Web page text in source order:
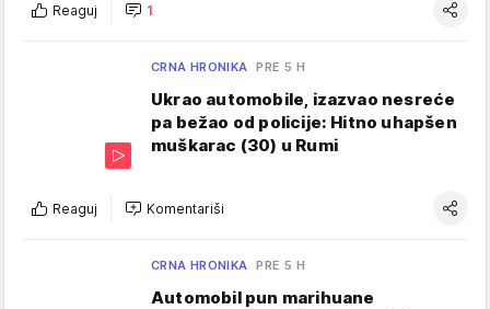
Reaguj 1
CRNA HRONIKA PRE 5 H
Ukrao automobile, izazvao nesreće
pa bežao od policije: Hitno uhapšen
muškarac (30) u Rumi
Reaguj Komentariši
CRNA HRONIKA PRE 5 H
Automobil pun marihuane